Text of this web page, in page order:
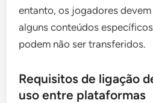
entanto, os jogadores
alguns conteúdos
podem não ser transferidos.
Requisitos de ligação
uso entre plataformas